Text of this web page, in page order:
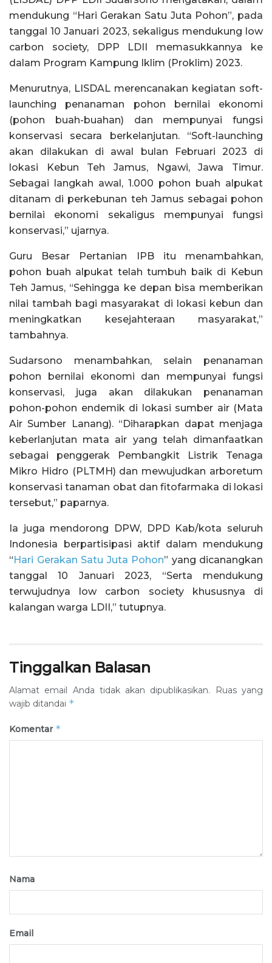
mendukung “Hari Gerakan Satu Juta Pohon”, pada
tanggal 10 Januari 2023, sekaligus mendukung low
carbon society, DPP LDII memasukkannya ke
dalam Program Kampung Iklim (Proklim) 2023.
Menurutnya, LISDAL merencanakan kegiatan soft-
launching penanaman pohon bernilai ekonomi
(pohon buah-buahan) dan mempunyai fungsi
konservasi secara berkelanjutan. “Soft-launching
akan dilakukan di awal bulan Februari 2023 di
lokasi Kebun Teh Jamus, Ngawi, Jawa Timur.
Sebagai langkah awal, 1.000 pohon buah alpukat
ditanam di perkebunan teh Jamus sebagai pohon
bernilai ekonomi sekaligus mempunyai fungsi
konservasi,” ujarnya.
Guru Besar Pertanian IPB itu menambahkan,
pohon buah alpukat telah tumbuh baik di Kebun
Teh Jamus, “Sehingga ke depan bisa memberikan
nilai tambah bagi masyarakat di lokasi kebun dan
meningkatkan kesejahteraan masyarakat,”
tambahnya.
Sudarsono menambahkan, selain penanaman
pohon bernilai ekonomi dan mempunyai fungsi
konservasi, juga akan dilakukan penanaman
pohon-pohon endemik di lokasi sumber air (Mata
Air Sumber Lanang). “Diharapkan dapat menjaga
keberlanjutan mata air yang telah dimanfaatkan
sebagai penggerak Pembangkit Listrik Tenaga
Mikro Hidro (PLTMH) dan mewujudkan arboretum
konservasi tanaman obat dan fitofarmaka di lokasi
tersebut,” paparnya.
Ia juga mendorong DPW, DPD Kab/kota seluruh
Indonesia berpartisipasi aktif dalam mendukung
“ Hari Gerakan Satu Juta Pohon” yang dicanangkan
tanggal 10 Januari 2023, “Serta mendukung
terwujudnya low carbon society khususnya di
kalangan warga LDII,” tutupnya.
Tinggalkan Balasan
Alamat email Anda tidak akan dipublikasikan.
Ruas yang
wajib ditandai *
Komentar *
Nama
Email